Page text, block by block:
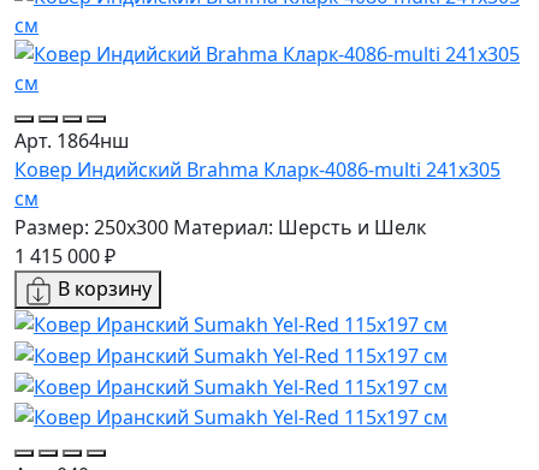
Арт. 1864нш
Ковер Индийский Brahma Кларк-4086-multi 241x305
см
Размер: 250x300 Материал: Шерсть и Шелк
1 415 000 ₽
В корзину